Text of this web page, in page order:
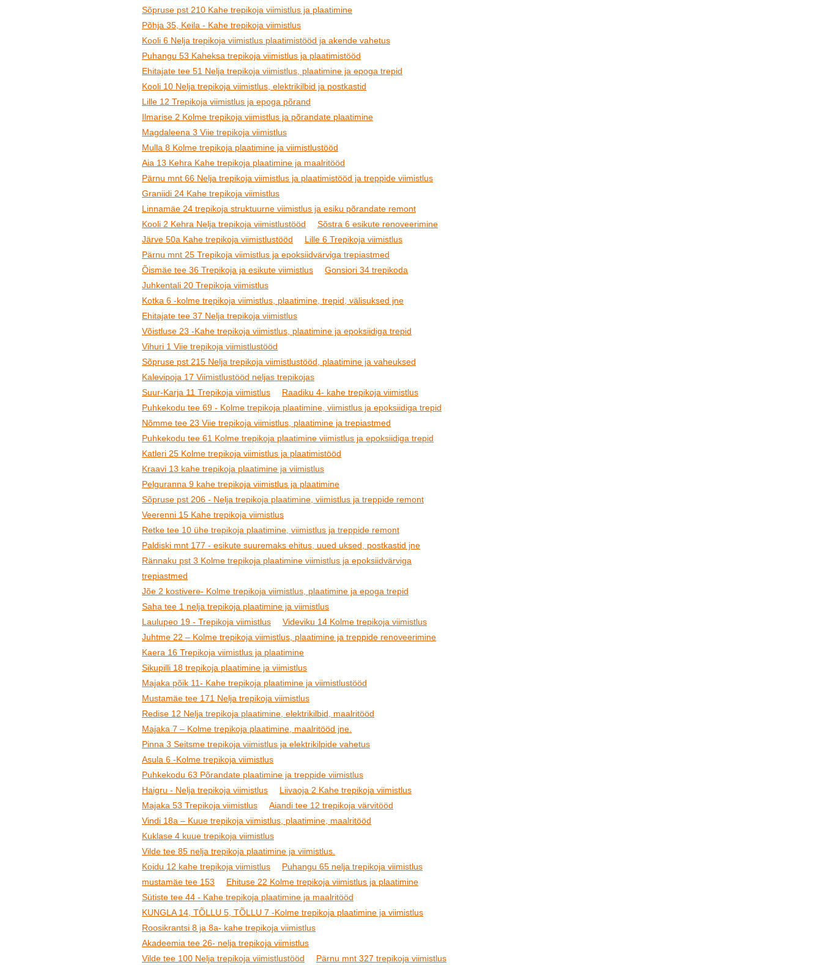
Sõpruse pst 210 Kahe trepikoja viimistlus ja plaatimine
Põhja 35, Keila - Kahe trepikoja viimistlus
Kooli 6 Nelja trepikoja viimistlus plaatimistööd ja akende vahetus
Puhangu 53 Kaheksa trepikoja viimistlus ja plaatimistööd
Ehitajate tee 51 Nelja trepikoja viimistlus, plaatimine ja epoga trepid
Kooli 10 Nelja trepikoja viimistlus, elektrikilbid ja postkastid
Lille 12 Trepikoja viimistlus ja epoga põrand
Ilmarise 2 Kolme trepikoja viimistlus ja põrandate plaatimine
Magdaleena 3 Viie trepikoja viimistlus
Mulla 8 Kolme trepikoja plaatimine ja viimistlustööd
Aia 13 Kehra Kahe trepikoja plaatimine ja maalritööd
Pärnu mnt 66 Nelja trepikoja viimistlus ja plaatimistööd ja treppide viimistlus
Graniidi 24 Kahe trepikoja viimistlus
Linnamäe 24 trepikoja struktuurne viimistlus ja esiku põrandate remont
Kooli 2 Kehra Nelja trepikoja viimistlustööd
Sõstra 6 esikute renoveerimine
Järve 50a Kahe trepikoja viimistlustööd
Lille 6 Trepikoja viimistlus
Pärnu mnt 25 Trepikoja viimistlus ja epoksiidvärviga trepiastmed
Õismäe tee 36 Trepikoja ja esikute viimistlus
Gonsiori 34 trepikoda
Juhkentali 20 Trepikoja viimistlus
Kotka 6 -kolme trepikoja viimistlus, plaatimine, trepid, välisuksed jne
Ehitajate tee 37 Nelja trepikoja viimistlus
Võistluse 23 -Kahe trepikoja viimistlus, plaatimine ja epoksiidiga trepid
Vihuri 1 Viie trepikoja viimistlustööd
Sõpruse pst 215 Nelja trepikoja viimistlustööd, plaatimine ja vaheuksed
Kalevipoja 17 Viimistlustööd neljas trepikojas
Suur-Karja 11 Trepikoja viimistlus
Raadiku 4- kahe trepikoja viimistlus
Puhkekodu tee 69 - Kolme trepikoja plaatimine, viimistlus ja epoksiidiga trepid
Nõmme tee 23 Viie trepikoja viimistlus, plaatimine ja trepiastmed
Puhkekodu tee 61 Kolme trepikoja plaatimine viimistlus ja epoksiidiga trepid
Katleri 25 Kolme trepikoja viimistlus ja plaatimistööd
Kraavi 13 kahe trepikoja plaatimine ja viimistlus
Pelguranna 9 kahe trepikoja viimistlus ja plaatimine
Sõpruse pst 206 - Nelja trepikoja plaatimine, viimistlus ja treppide remont
Veerenni 15 Kahe trepikoja viimistlus
Retke tee 10 ühe trepikoja plaatimine, viimistlus ja treppide remont
Paldiski mnt 177 - esikute suuremaks ehitus, uued uksed, postkastid jne
Rännaku pst 3 Kolme trepikoja plaatimine viimistlus ja epoksiidvärviga
trepiastmed
Jõe 2 kostivere- Kolme trepikoja viimistlus, plaatimine ja epoga trepid
Saha tee 1 nelja trepikoja plaatimine ja viimistlus
Laulupeo 19 - Trepikoja viimistlus
Videviku 14 Kolme trepikoja viimistlus
Juhtme 22 – Kolme trepikoja viimistlus, plaatimine ja treppide renoveerimine
Kaera 16 Trepikoja viimistlus ja plaatimine
Sikupilli 18 trepikoja plaatimine ja viimistlus
Majaka põik 11- Kahe trepikoja plaatimine ja viimistlustööd
Mustamäe tee 171 Nelja trepikoja viimistlus
Redise 12 Nelja trepikoja plaatimine, elektrikilbid, maalritööd
Majaka 7 – Kolme trepikoja plaatimine, maalritööd jne.
Pinna 3 Seitsme trepikoja viimistlus ja elektrikilpide vahetus
Asula 6 -Kolme trepikoja viimistlus
Puhkekodu 63 Põrandate plaatimine ja treppide viimistlus
Haigru - Nelja trepikoja viimistlus
Liivaoja 2 Kahe trepikoja viimistlus
Majaka 53 Trepikoja viimistlus
Aiandi tee 12 trepikoja värvitööd
Vindi 18a – Kuue trepikoja viimistlus, plaatimine, maalritööd
Kuklase 4 kuue trepikoja viimistlus
Vilde tee 85 nelja trepikoja plaatimine ja viimistlus.
Koidu 12 kahe trepikoja viimistlus
Puhangu 65 nelja trepikoja viimistlus
mustamäe tee 153
Ehituse 22 Kolme trepikoja viimistlus ja plaatimine
Sütiste tee 44 - Kahe trepikoja plaatimine ja maalritööd
KUNGLA 14, TÕLLU 5, TÕLLU 7 -Kolme trepikoja plaatimine ja viimistlus
Roosikrantsi 8 ja 8a- kahe trepikoja viimistlus
Akadeemia tee 26- nelja trepikoja viimistlus
Vilde tee 100 Nelja trepikoja viimistlustööd
Pärnu mnt 327 trepikoja viimistlus